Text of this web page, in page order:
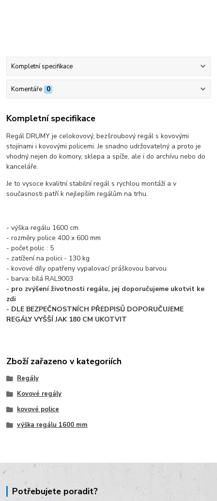
Kompletní specifikace
Komentáře 0
Kompletní specifikace
Regál DRUMY je celokovový, bezšroubový regál s kovovými
stojínami i kovovými policemi. Je snadno udržovatelný a proto je
vhodný nejen do komory, sklepa a spíže, ale i do archívu nebo do
kanceláře.
Je to vysoce kvalitní stabilní regál s rychlou montáží a v
současnosti patří k nejlepším regálům na trhu.
- výška regálu 1600 cm
- rozměry police 400 x 600 mm
- počet polic : 5
- zatížení na polici - 130 kg
- kovové díly opatřeny vypalovací práškovou barvou
- barva: bílá RAL9003
- pro zvýšení životnosti regálu, jej doporučujeme ukotvit ke
zdi
- DLE BEZPEČNOSTNÍCH PŘEDPISŮ DOPORUČUJEME
REGÁLY VYŠŠÍ JAK 180 CM UKOTVIT
Zboží zařazeno v kategoriích
Regály
Kovové regály
kovové police
výška regálu 1600 mm
Potřebujete poradit?